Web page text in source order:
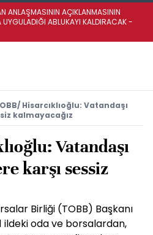
ANLAŞMASININ AÇIKLANMASININ
UYGULADIĞI ABLUKAYI KALDIRACAK -
Hisarcıklıoğlu: Vatandaşı
kalmayacağız
Vatandaşı
karşı sessiz
Birliği (TOBB) Başkanı
ildeki oda ve borsalardan,